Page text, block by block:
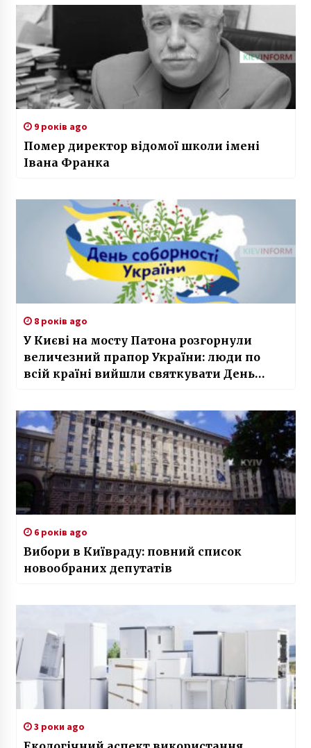
9 років ago
Помер директор відомої школи імені
Івана Франка
8 років ago
У Києві на мосту Патона розгорнули
величезний прапор України: люди по
всій країні вийшли святкувати День
6 років ago
Вибори в Київраду: повний список
новообраних депутатів
3 роки ago